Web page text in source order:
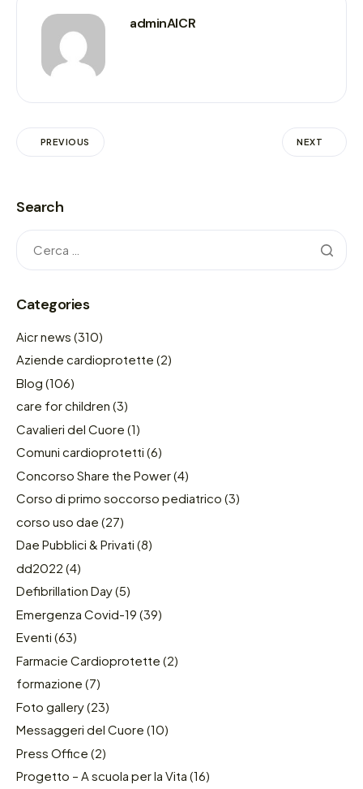
adminAICR
PREVIOUS NEXT
Search
Categories
Aicr news (310)
Aziende cardioprotette (2)
Blog (106)
care for children (3)
Cavalieri del Cuore (1)
Comuni cardioprotetti (6)
Concorso Share the Power(4)
Corso di primo soccorso pediatrico (3)
corso uso dae (27)
Dae Pubblici & Privati (8)
dd2022 (4)
Defibrillation Day(5)
Emergenza Covid-19 (39)
Eventi (63)
Farmacie Cardioprotette (2)
formazione (7)
Foto gallery(23)
Messaggeri del Cuore (10)
Press Office (2)
Progetto – A scuola per la Vita (16)